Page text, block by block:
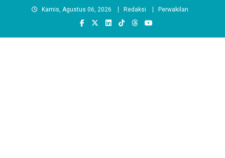
Kamis, Agustus 06, 2026 Redaksi Perwakilan